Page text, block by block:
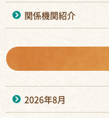
関係機関紹介
2026年8月